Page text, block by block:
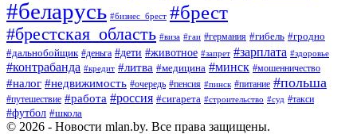
#беларусь #бизнес_брест #брест
#брестская_область #виза #гаи #германия #гибель #гродно
#дальнобойщик #деньга #дети #животное #запрет #зарплата #здоровье
#контрабанда #кредит #литва #медицина #минск #мошенничество
#налог #недвижимость #очередь #пенсия #пинск #питание #польша
#путешествие #работа #россия #сигарета #строительство #суд #такси
#футбол #школа
© 2026 - Новости mlan.by. Все права защищены.